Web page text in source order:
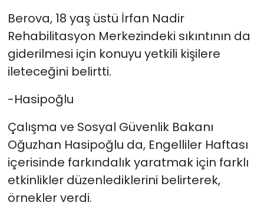
Berova, 18 yaş üstü İrfan Nadir
Rehabilitasyon Merkezindeki sıkıntının da
giderilmesi için konuyu yetkili kişilere
ileteceğini belirtti.
-Hasipoğlu
Çalışma ve Sosyal Güvenlik Bakanı
Oğuzhan Hasipoğlu da, Engelliler Haftası
içerisinde farkındalık yaratmak için farklı
etkinlikler düzenlediklerini belirterek,
örnekler verdi.